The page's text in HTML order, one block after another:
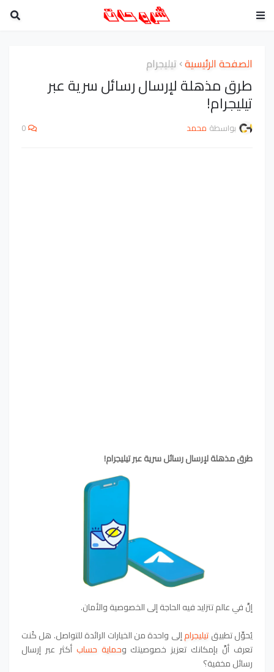
الصفحة الرئيسية تيليجرام
طرق مذهلة لإرسال رسائل سرية عبر
تيليجرام!
بواسطة محمد 0
طرق مذهلة لإرسال رسائل سرية عبر تيليجرام!
إنَّ في عالم تتزايد فيه الحاجة إلى الخصوصية والأمان.
يُحوِّل تطبيقتيليجرامإلى واحدة من الخيارات الرائدة للتواصل. هل كُنت
تعرف أنَّ بإمكانك تعزيز خصوصيتك وحماية حساب أكثر عبر إرسال
رسائل مخفية؟